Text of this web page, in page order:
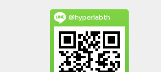
@hyperlabth